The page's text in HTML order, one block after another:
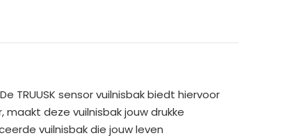
TRUUSK sensor vuilnisbak biedt hiervoor
deze vuilnisbak jouw drukke
vuilnisbak die jouw leven